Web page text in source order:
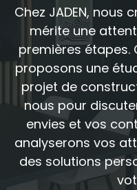
Chez JADEN, nous
mérite une
premières étapes.
proposons une
projet de
nous pour
envies et vos
analyserons vos
des solutions